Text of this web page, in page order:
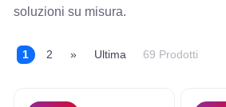
soluzioni su misura.
1 2 » Ultima 69 Prodotti